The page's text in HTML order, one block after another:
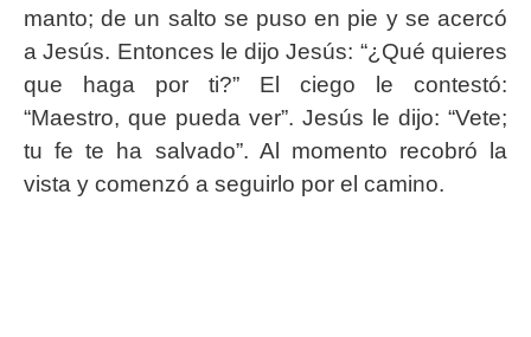
manto; de un salto se puso en pie y se acercó
a Jesús. Entonces le dijo Jesús: “¿Qué quieres
que haga por ti?” El ciego le contestó:
“Maestro, que pueda ver”. Jesús le dijo: “Vete;
tu fe te ha salvado”. Al momento recobró la
vista y comenzó a seguirlo por el camino.